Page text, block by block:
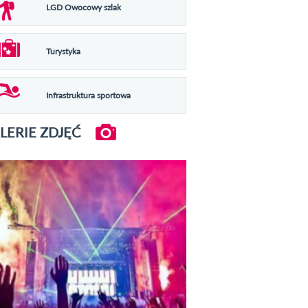
LGD Owocowy szlak
Turystyka
Infrastruktura sportowa
ZDJĘĆ